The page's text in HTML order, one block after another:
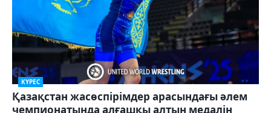
КҮРЕС
Қазақстан жасөспірімдер арасындағы әлем
чемпионатында алғашқы алтын медалін